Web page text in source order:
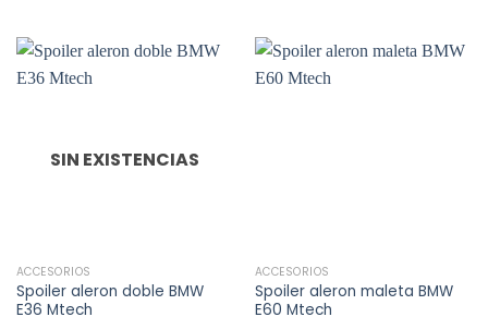
SIN EXISTENCIAS
ACCESORIOS
Spoiler aleron doble BMW
E36 Mtech
ACCESORIOS
Spoiler aleron maleta BMW
E60 Mtech